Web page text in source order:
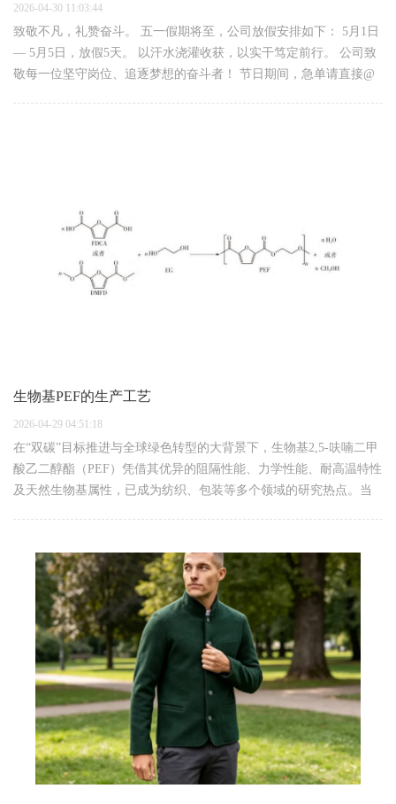
2026-04-30 11:03:44
致敬不凡，礼赞奋斗。 五一假期将至，公司放假安排如下： 5月1日
— 5月5日，放假5天。 以汗水浇灌收获，以实干笃定前行。 公司致
敬每一位坚守岗位、追逐梦想的奋斗者！ 节日期间，急单请直接@
生物基PEF的生产工艺
2026-04-29 04:51:18
在“双碳”目标推进与全球绿色转型的大背景下，生物基2,5-呋喃二甲
酸乙二醇酯（PEF）凭借其优异的阻隔性能、力学性能、耐高温特性
及天然生物基属性，已成为纺织、包装等多个领域的研究热点。当